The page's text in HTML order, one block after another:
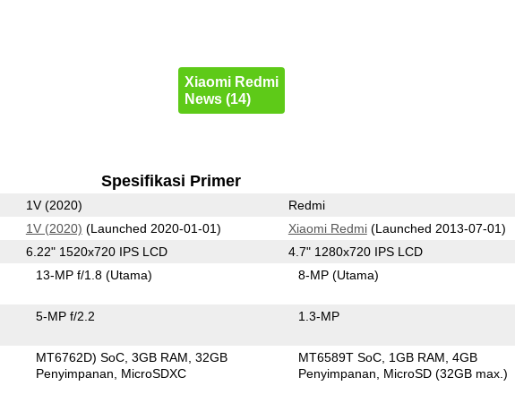
Xiaomi Redmi
News (14)
Spesifikasi Primer
1V (2020) Redmi
1V (2020) (Launched 2020-01-01) Xiaomi Redmi(Launched 2013-07-01)
6.22" 1520x720 IPS LCD 4.7" 1280x720 IPS LCD
13-MP f/1.8(Utama) 8-MP(Utama)
5-MP f/2.2 1.3-MP
MT6762D) SoC 3GB RAM 32GB
Penyimpanan
MicroSDXC
MT6589T SoC 1GB RAM 4GB
Penyimpanan
MicroSD (32GB max.)